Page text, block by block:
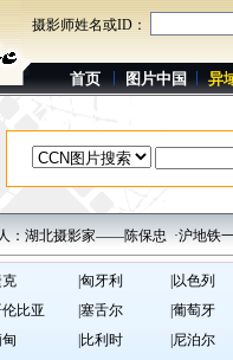
摄影师姓名或ID：
首页 图片中国 异
湖北摄影家——陈保忠 ·沪地铁一
克 |匈牙利 |以色列
伦比亚 |塞舌尔 |葡萄牙
甸 |比利时 |尼泊尔